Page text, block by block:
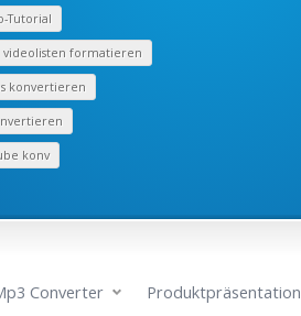
Tutorial
videolisten formatieren
konvertieren
konv
Converter Produktpräsentation